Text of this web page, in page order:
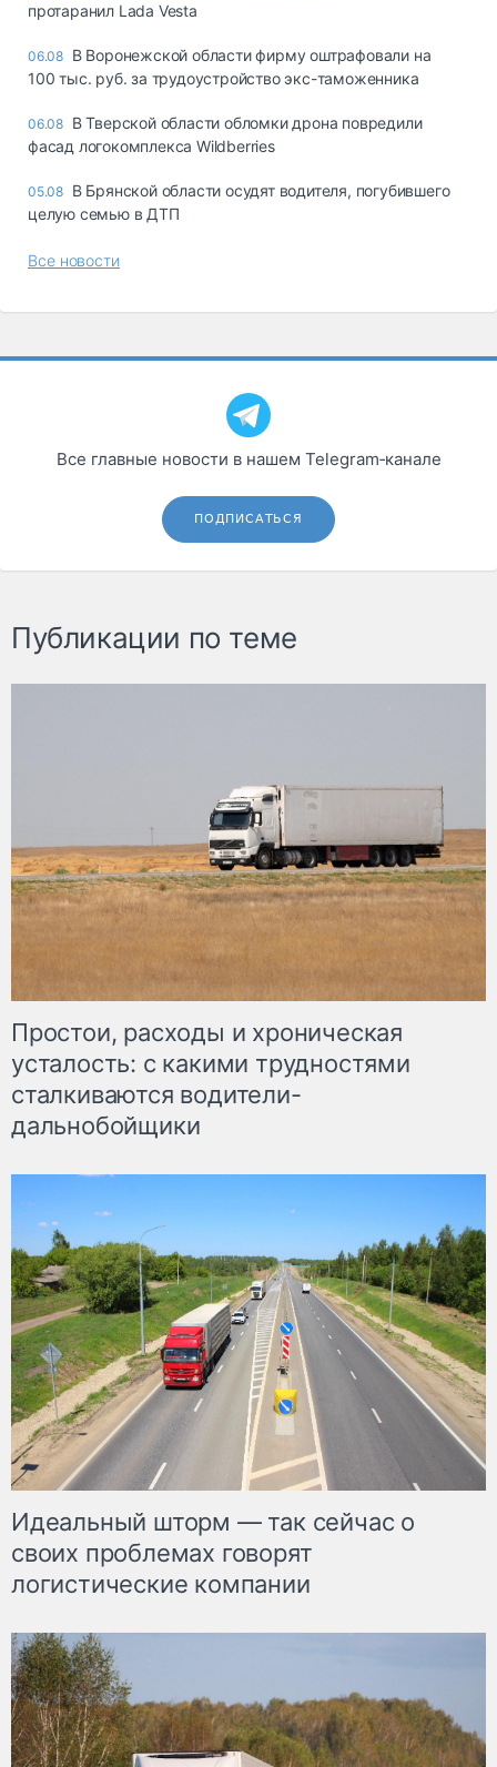
протаранил Lada Vesta
06.08 В Воронежской области фирму оштрафовали на
100 тыс. руб. за трудоустройство экс-таможенника
06.08 В Тверской области обломки дрона повредили
фасад логокомплекса Wildberries
05.08 В Брянской области осудят водителя, погубившего
целую семью в ДТП
Все новости
Все главные новости в нашем Telegram‑канале
ПОДПИСАТЬСЯ
Публикации по теме
Простои, расходы и хроническая
усталость: с какими трудностями
сталкиваются водители-
дальнобойщики
Идеальный шторм — так сейчас о
своих проблемах говорят
логистические компании